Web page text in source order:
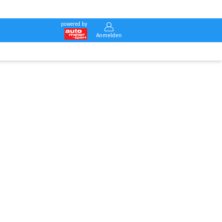
powered by
Anmelden